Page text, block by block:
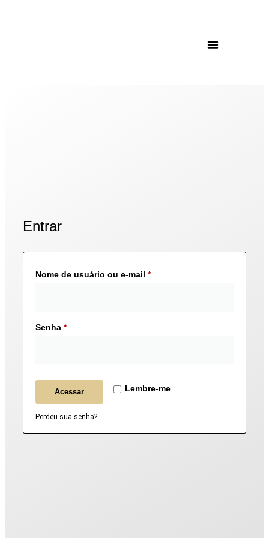
Entrar
Nome de usuário ou e-mail *
Senha *
Lembre-me
Acessar
Perdeu sua senha?